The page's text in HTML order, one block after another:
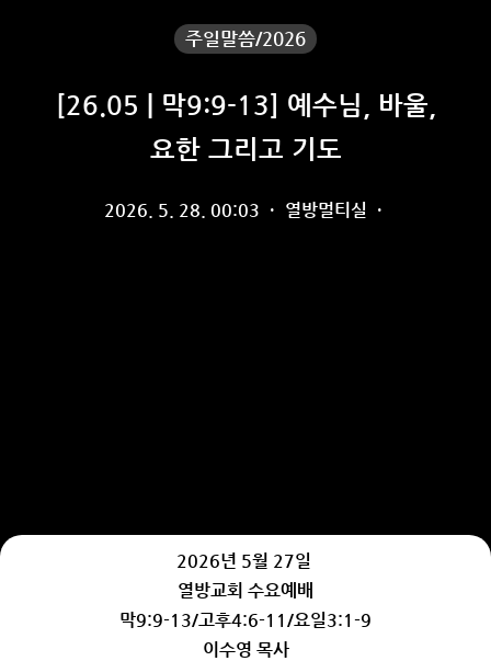
주일말씀/2026
[26.05 | 막9:9-13] 예수님, 바울,
요한 그리고 기도
2026. 5. 28. 00:03 · 열방멀티실 ·
2026년 5월 27일
열방교회 수요예배
막9:9-13/고후4:6-11/요일3:1-9
이수영 목사